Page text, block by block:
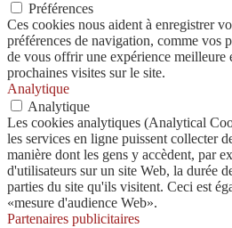
Préférences
Ces cookies nous aident à enregistrer
préférences de navigation, comme vos
de vous offrir une expérience meilleure
prochaines visites sur le site.
Analytique
Analytique
Les cookies analytiques (Analytical
les services en ligne puissent collecter
manière dont les gens y accèdent, par
d'utilisateurs sur un site Web, la durée
parties du site qu'ils visitent. Ceci est
«mesure d'audience Web».
Partenaires publicitaires